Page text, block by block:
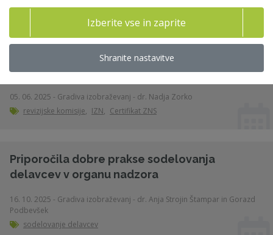
IZN, Certifikat ZNS
Upravljanje s tveganji ("Izobraževanje za
nadzornike")
05. 06. 2025 - Gradiva izobraževanj - dr. Nadja Zorko
revizijske komisije, IZN, Certifikat ZNS
Priporočila dobre prakse sodelovanja
delavcev v organu nadzora
16. 10. 2025 - Gradiva izobraževanj - dr. Anja Strojin Štampar in Gorazd
Podbevšek
sodelovanje delavcev
Izberite vse in zaprite
Shranite nastavitve